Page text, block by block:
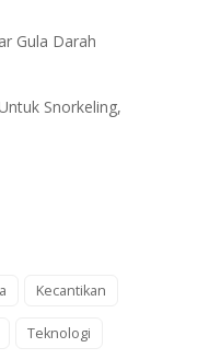
Gula Darah
Snorkeling,
Kecantikan
Teknologi